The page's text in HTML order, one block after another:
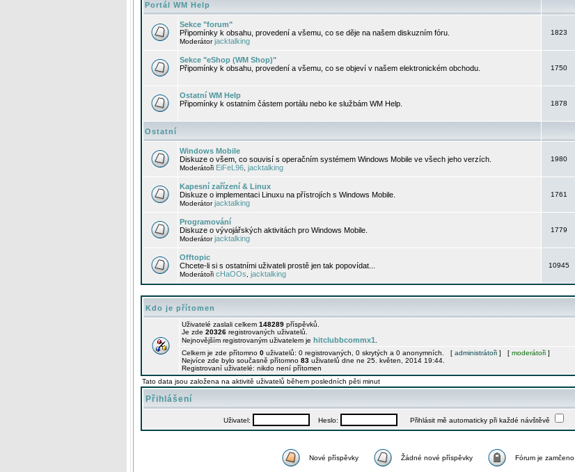
Portál WM Help
Sekce "forum"
Připomínky k obsahu, provedení a všemu, co se děje na našem diskuzním fóru.
Moderátorjacktalking
1823
Sekce "eShop (WM Shop)"
Připomínky k obsahu, provedení a všemu, co se objeví v našem elektronickém obchodu.
1750
Ostatní WM Help
Připomínky k ostatním částem portálu nebo ke službám WM Help.
1878
Ostatní
Windows Mobile
Diskuze o všem, co souvisí s operačním systémem Windows Mobile ve všech jeho verzích.
Moderátoři EiFeL96 jacktalking
1980
Kapesní zařízení & Linux
Diskuze o implementaci Linuxu na přístrojích s Windows Mobile.
Moderátorjacktalking
1761
Programování
Diskuze o vývojářských aktivitách pro Windows Mobile.
Moderátorjacktalking
1779
Offtopic
Chcete-li si s ostatními uživateli prostě jen tak popovídat...
Moderátoři cHaOOs jacktalking
10945
Kdo je přítomen
Uživatelé zaslali celkem 148289 příspěvků.
Je zde 20326 registrovaných uživatelů.
Nejnovějším registrovaným uživatelem je hitclubbcommx1
Celkem je zde přítomno 0 uživatelů: 0 registrovaných, 0 skrytých a 0 anonymních. [ administrátoři ] [ moderátoři ]
Nejvíce zde bylo současně přítomno 83 uživatelů dne ne 25. květen, 2014 19:44.
Registrovaní uživatelé: nikdo není přítomen
Tato data jsou založena na aktivitě uživatelů během posledních pěti minut
Přihlášení
Uživatel: Heslo: Přihlásit mě automaticky při každé návštěvě
Nové příspěvky Žádné nové příspěvky Fórum je zamčeno